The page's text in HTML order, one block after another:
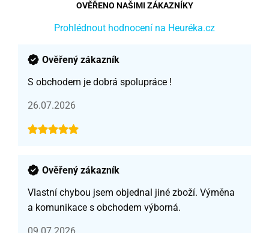
OVĚŘENO NAŠIMI ZÁKAZNÍKY
Prohlédnout hodnocení na Heuréka.cz
Ověřený zákazník
S obchodem je dobrá spolupráce !
26.07.2026
Ověřený zákazník
Vlastní chybou jsem objednal jiné zboží. Výměna
a komunikace s obchodem výborná.